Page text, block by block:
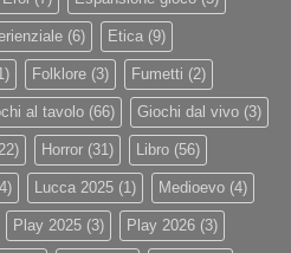
(6) Etica (9)
Folklore (3) Fumetti (2)
al tavolo (66) Giochi dal vivo (3)
Horror (31) Libro (56)
Lucca 2025 (1) Medioevo (4)
Play 2025 (3) Play 2026 (3)